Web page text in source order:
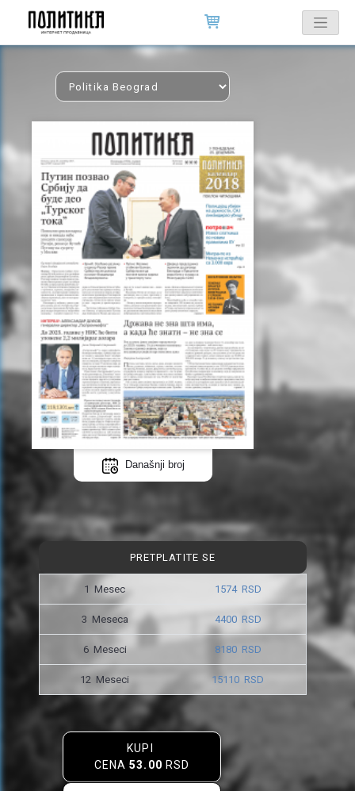
Današnji broj
PRETPLATITE SE
1 Mesec 1574 RSD
3 Meseca 4400 RSD
6 Meseci 8180 RSD
12 Meseci 15110 RSD
KUPI
CENA53.00 RSD